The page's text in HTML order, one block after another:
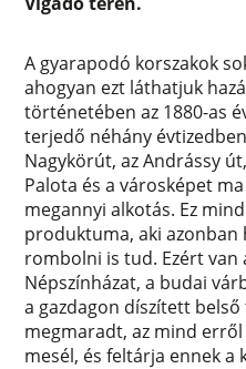
A gyarapodó korszakok
ahogyan ezt láthatjuk
történetében az 1880-as
terjedő néhány
Nagykörút, az Andrássy
Palota és a városképet
megannyi alkotás. Ez
produktuma, aki azonban
rombolni is tud. Ezért van
Népszínházat, a budai
a gazdagon díszített
megmaradt, az mind
mesél, és feltárja ennek a